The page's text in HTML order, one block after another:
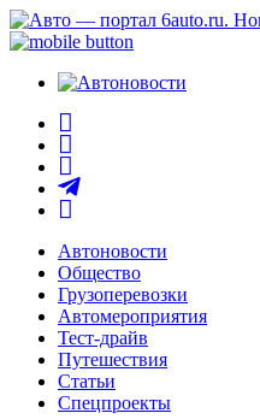
Автоновости
Общество
Грузоперевозки
Автомероприятия
Тест-драйв
Путешествия
Статьи
Спецпроекты